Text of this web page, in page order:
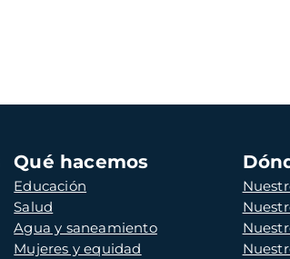
Qué hacemos
Educación
Salud
Agua y saneamiento
Mujeres y equidad